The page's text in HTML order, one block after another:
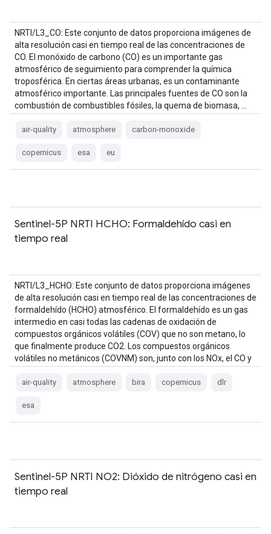
NRTI/L3_CO: Este conjunto de datos proporciona imágenes de
alta resolución casi en tiempo real de las concentraciones de
CO. El monóxido de carbono (CO) es un importante gas
atmosférico de seguimiento para comprender la química
troposférica. En ciertas áreas urbanas, es un contaminante
atmosférico importante. Las principales fuentes de CO son la
combustión de combustibles fósiles, la quema de biomasa, …
air-quality atmosphere carbon-monoxide
copernicus esa eu
Sentinel-5P NRTI HCHO: Formaldehído casi en
tiempo real
NRTI/L3_HCHO: Este conjunto de datos proporciona imágenes
de alta resolución casi en tiempo real de las concentraciones de
formaldehído (HCHO) atmosférico. El formaldehído es un gas
intermedio en casi todas las cadenas de oxidación de
compuestos orgánicos volátiles (COV) que no son metano, lo
que finalmente produce CO2. Los compuestos orgánicos
volátiles no metánicos (COVNM) son, junto con los NOx, el CO y
air-quality atmosphere bira copernicus dlr
esa
Sentinel-5P NRTI NO2: Dióxido de nitrógeno casi en
tiempo real